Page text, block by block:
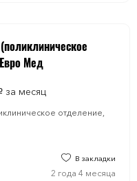
Мед
за месяц
отделение,
В закладки
2 года 4 месяца